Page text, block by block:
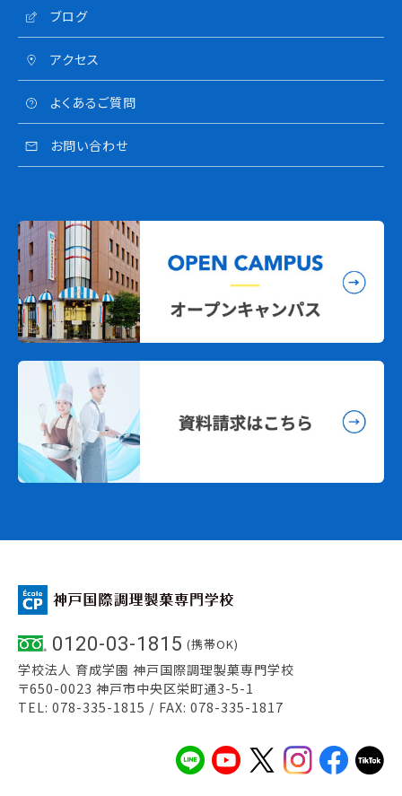
ブログ
アクセス
よくあるご質問
お問い合わせ
0120-03-1815 (携帯OK)
学校法人 育成学園 神戸国際調理製菓専門学校
〒650-0023 神戸市中央区栄町通3-5-1
TEL: 078-335-1815 / FAX: 078-335-1817